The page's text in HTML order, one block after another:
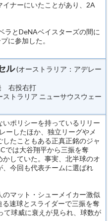
ナーにいたことがあり、2A
とDeNAベイスターズの間に
に参加した。
ル(オーストラリア：アデレー
右投右打
トラリア ニューサウスウェー
ポリシーを持っているリリー
ーしたほか、独立リーグやメ
たこともある正真正銘のジャ
では大谷翔平から三振を奪
していた。事実、北半球のオ
、今回も代表チームに選ばれ
マット・シューメイカー激似
速球とスライダーで三振を奪
て球威に衰えが見られ、球数が